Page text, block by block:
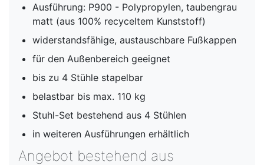
Ausführung: P900 - Polypropylen, taubengrau
matt (aus 100% recyceltem Kunststoff)
widerstandsfähige, austauschbare Fußkappen
für den Außenbereich geeignet
bis zu 4 Stühle stapelbar
belastbar bis max. 110 kg
Stuhl-Set bestehend aus 4 Stühlen
in weiteren Ausführungen erhältlich
Angebot bestehend aus